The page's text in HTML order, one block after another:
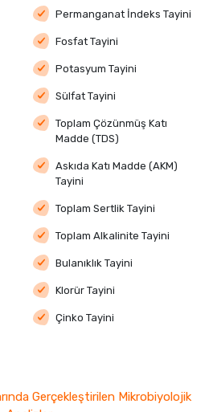
Permanganat İndeks Tayini
Fosfat Tayini
Potasyum Tayini
Sülfat Tayini
Toplam Çözünmüş Katı
Madde (TDS)
Askıda Katı Madde (AKM)
Tayini
Toplam Sertlik Tayini
Toplam Alkalinite Tayini
Bulanıklık Tayini
Klorür Tayini
Çinko Tayini
Gerçekleştirilen Mikrobiyolojik